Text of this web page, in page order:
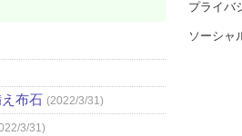
布石 (2022/3/31)
3/31)
プライバ
ソーシャ